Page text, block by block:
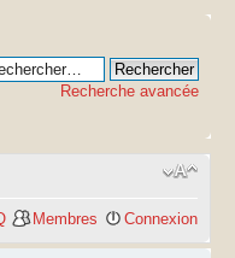
Recherche avancée
Membres Connexion